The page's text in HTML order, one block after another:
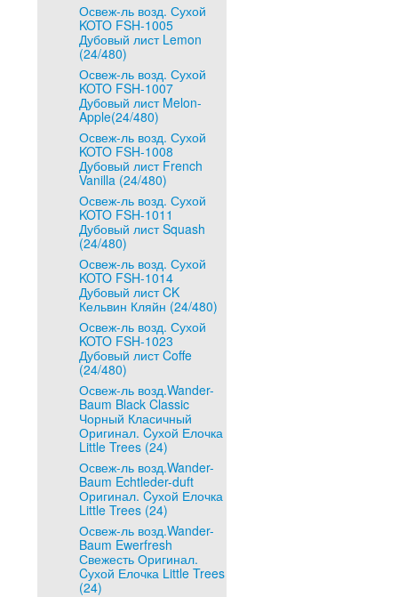
Освеж-ль возд. Сухой
KOTO FSH-1005
Дубовый лист Lemon
(24/480)
Освеж-ль возд. Сухой
KOTO FSH-1007
Дубовый лист Melon-
Apple(24/480)
Освеж-ль возд. Сухой
KOTO FSH-1008
Дубовый лист French
Vanilla (24/480)
Освеж-ль возд. Сухой
KOTO FSH-1011
Дубовый лист Squash
(24/480)
Освеж-ль возд. Сухой
KOTO FSH-1014
Дубовый лист CK
Кельвин Кляйн (24/480)
Освеж-ль возд. Сухой
KOTO FSH-1023
Дубовый лист Coffe
(24/480)
Освеж-ль возд.Wander-
Baum Black Classic
Чорный Класичный
Оригинал. Cухой Елочка
Little Trees (24)
Освеж-ль возд.Wander-
Baum Echtleder-duft
Оригинал. Cухой Елочка
Little Trees (24)
Освеж-ль возд.Wander-
Baum Ewerfresh
Свежесть Оригинал.
Cухой Елочка Little Trees
(24)